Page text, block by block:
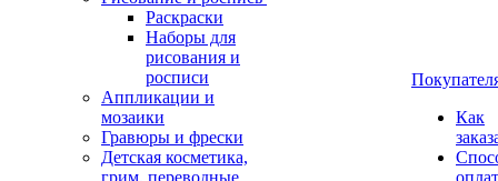
Раскраски
Наборы для
рисования и
росписи
Аппликации и
мозаики
Гравюры и фрески
Детская косметика,
грим, переводные
Как